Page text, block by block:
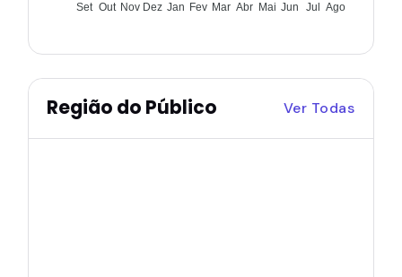
Set Out Nov Dez Jan Fev Mar Abr Mai Jun Jul Ago
Região do Público Ver Todas